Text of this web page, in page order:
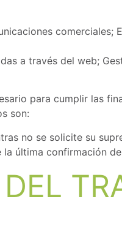
comerciales;
a través del web;
para cumplir las
son:
no se solicite su
última confirmación